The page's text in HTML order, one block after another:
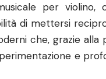
per
di mettersi
che, grazie
e